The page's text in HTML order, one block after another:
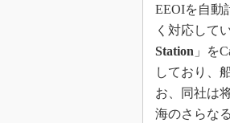
EEOIを自動
く対応して
Station 」を
しており、
お、同社は
海のさらな